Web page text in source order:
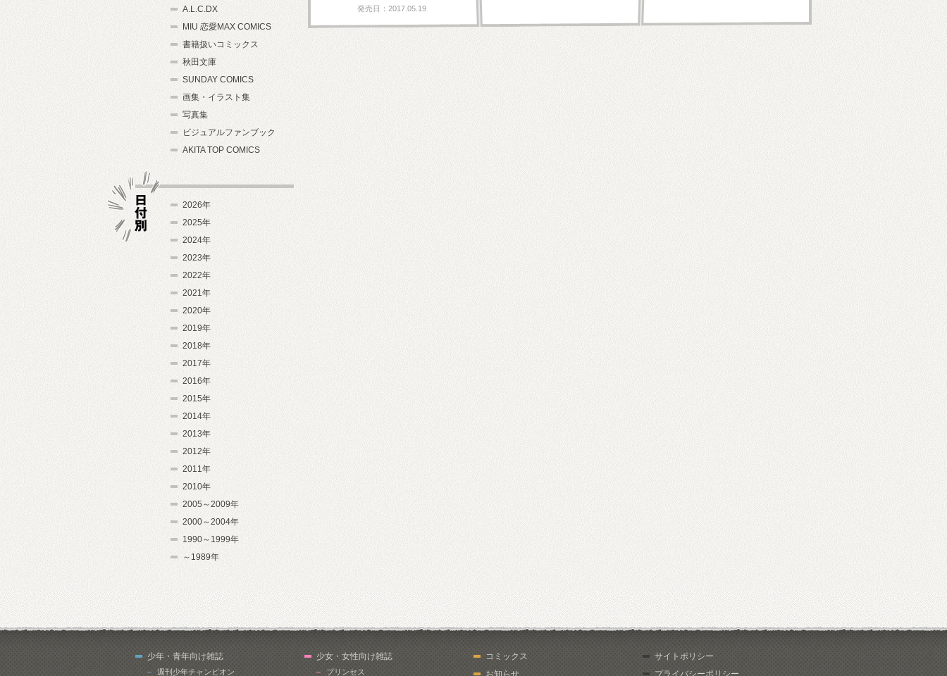
発売日：2017.05.19
A.L.C.DX
MIU 恋愛MAX COMICS
書籍扱いコミックス
秋田文庫
SUNDAY COMICS
画集・イラスト集
写真集
ビジュアルファンブック
AKITA TOP COMICS
2026年
2025年
2024年
2023年
2022年
2021年
2020年
2019年
2018年
2017年
2016年
2015年
2014年
2013年
2012年
2011年
2010年
2005～2009年
2000～2004年
1990～1999年
～1989年
少年・青年向け雑誌
週刊少年チャンピオン
少女・女性向け雑誌
プリンセス
コミックス
お知らせ
サイトポリシー
プライバシーポリシー